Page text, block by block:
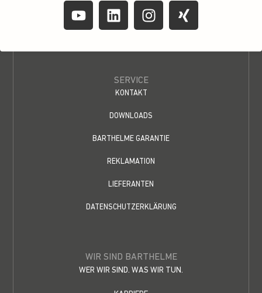
SERVICE
KONTAKT
DOWNLOADS
BARTHELME GARANTIE
REKLAMATION
LIEFERANTEN
DATENSCHUTZERKLÄRUNG
WIR SIND BARTHELME
WER WIR SIND. WAS WIR TUN.